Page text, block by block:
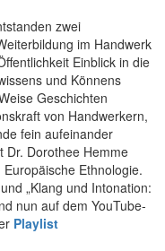
zwei
im Handwerk
Einblick in die
und Könnens
Geschichten
von Handwerkern,
fein aufeinander
Dr. Dorothee Hemme
Ethnologie.
„Klang und Intonation:
nun auf dem YouTube-
Playlist